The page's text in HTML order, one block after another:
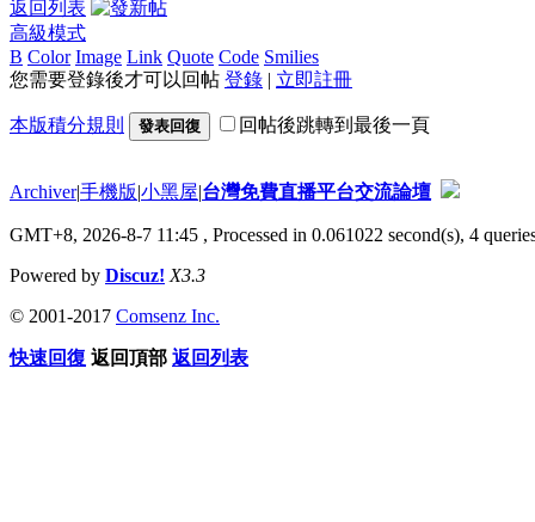
返回列表
高級模式
B Color Image Link Quote Code Smilies
您需要登錄後才可以回帖 登錄 | 立即註冊
本版積分規則 發表回復 回帖後跳轉到最後一頁
Archiver|手機版|小黑屋|台灣免費直播平台交流論壇
GMT+8, 2026-8-7 11:45 , Processed in 0.061022 second(s), 4
Powered by Discuz! X3.3
© 2001-2017 Comsenz Inc.
快速回復 返回頂部 返回列表